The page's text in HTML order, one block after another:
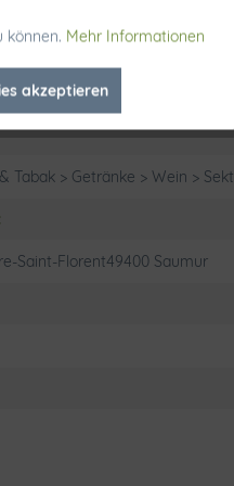
wird.
der Loire allgemein.
Tabak > Getränke > Wein > Sekt
Saint-Florent49400 Saumur
Aktiv
Inaktiv
Inaktiv
können. Mehr Informationen
akzeptieren